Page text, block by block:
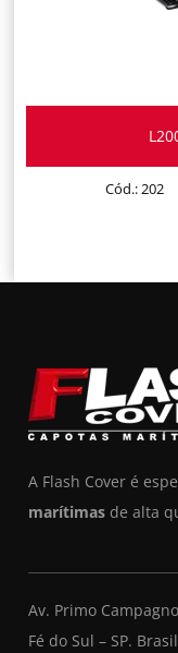
Cód.: 202
A Flash Cover é
marítimas de alta
Av. Primo
Fé do Sul – SP.